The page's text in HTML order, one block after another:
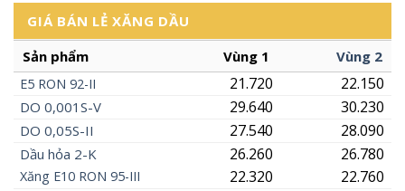
GIÁ BÁN LẺ XĂNG DẦU
Sản phẩm
Vùng 1 Vùng 2
E5 RON 92-II 22.150
21.720
DO 0,001S-V 30.230
29.640
DO 0,05S-II 28.090
27.540
Dầu hỏa 2-K 26.780
26.260
Xăng E10 RON 95-III 22.760
22.320